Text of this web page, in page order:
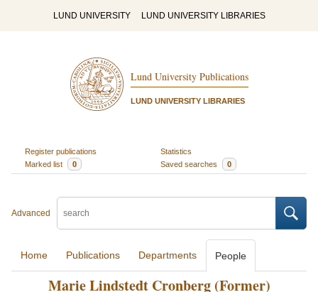
LUND UNIVERSITY LUND UNIVERSITY LIBRARIES
Lund University Publications
LUND UNIVERSITY LIBRARIES
Register publications
Statistics
Marked list
0 Saved searches 0
Advanced
Home Publications Departments People
Marie Lindstedt Cronberg (Former)